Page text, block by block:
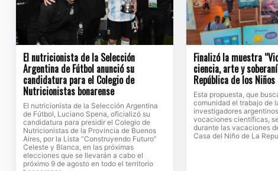
El nutricionista de la Selección
Argentina de Fútbol anunció su
candidatura para el Colegio de
Nutricionistas bonarense
El nutricionista de la Selección Argentina
de Fútbol, Luciano Spena, oficializó su
candidatura para presidir el Colegio de
Nutricionistas de la Provincia de Buenos
Aires, por la Lista “Construyendo Futuro”
Celeste y Blanca, en las próximas
elecciones que se llevarán a cabo el
próximo 9 de agosto en todo el territorio
Finalizó la muestra
ciencia, arte y
República de los Niños
Esta propuesta, que
comunidad el trabajo de
investigadores
vocaciones científicas,
durante las vacaciones
Casa del Niño de La Repu